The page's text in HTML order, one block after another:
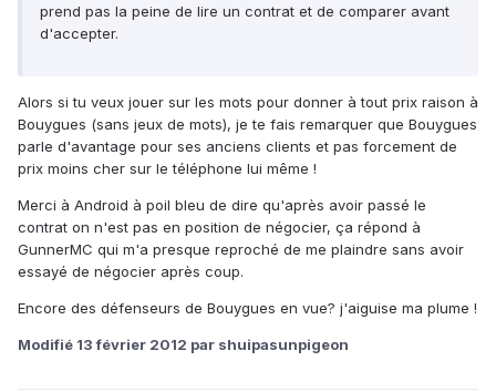
prend pas la peine de lire un contrat et de comparer avant
d'accepter.
Alors si tu veux jouer sur les mots pour donner à tout prix raison à
Bouygues (sans jeux de mots), je te fais remarquer que Bouygues
parle d'avantage pour ses anciens clients et pas forcement de
prix moins cher sur le téléphone lui même !
Merci à Android à poil bleu de dire qu'après avoir passé le
contrat on n'est pas en position de négocier, ça répond à
GunnerMC qui m'a presque reproché de me plaindre sans avoir
essayé de négocier après coup.
Encore des défenseurs de Bouygues en vue? j'aiguise ma plume !
Modifié 13 février 2012 par shuipasunpigeon